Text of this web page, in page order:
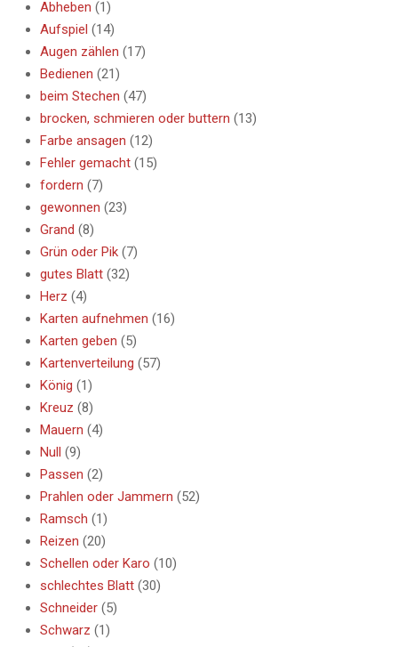
Abheben (1)
Aufspiel (14)
Augen zählen (17)
Bedienen (21)
beim Stechen (47)
brocken, schmieren oder buttern (13)
Farbe ansagen (12)
Fehler gemacht (15)
fordern (7)
gewonnen (23)
Grand (8)
Grün oder Pik (7)
gutes Blatt (32)
Herz (4)
Karten aufnehmen (16)
Karten geben (5)
Kartenverteilung (57)
König (1)
Kreuz (8)
Mauern (4)
Null (9)
Passen (2)
Prahlen oder Jammern (52)
Ramsch (1)
Reizen (20)
Schellen oder Karo (10)
schlechtes Blatt (30)
Schneider (5)
Schwarz (1)